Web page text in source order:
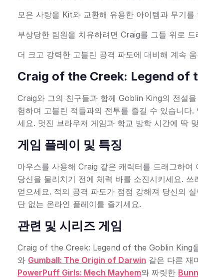
모은 사탕을 Kit와 교환해 유용한 아이템과 무기를
부상당한 팀원을 치유하려면 Craig를 그들 위로
더 크고 강력한 고블린 공격 파도에 대비해 계속
Craig of the Creek: Legend of
Craig와 그의 친구들과 함께 Goblin King의 전설
험하며 고블린 적들과의 전투를 즐길 수 있습니
세요. 멋진 브라우저 게임과 학교 방학 시간에 딱
게임 플레이 및 특징
마우스를 사용해 Craig 같은 캐릭터를 드래그하
당신을 물리치기 전에 체력 바를 소진시키세요.
얻으세요. 적의 공격 파도가 점점 강해져 당신의
단 없는 온라인 플레이를 즐기세요.
관련 및 시리즈 게임
Craig of the Creek: Legend of the Goblin King
와 Gumball: The Origin of Darwin 같은 다른 재
PowerPuff Girls: Mech Mayhem와 짜릿한